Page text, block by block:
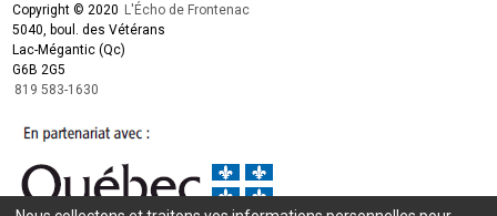
Copyright © 2020 L'Écho de Frontenac
5040, boul. des Vétérans
Lac-Mégantic (Qc)
G6B 2G5
819 583-1630